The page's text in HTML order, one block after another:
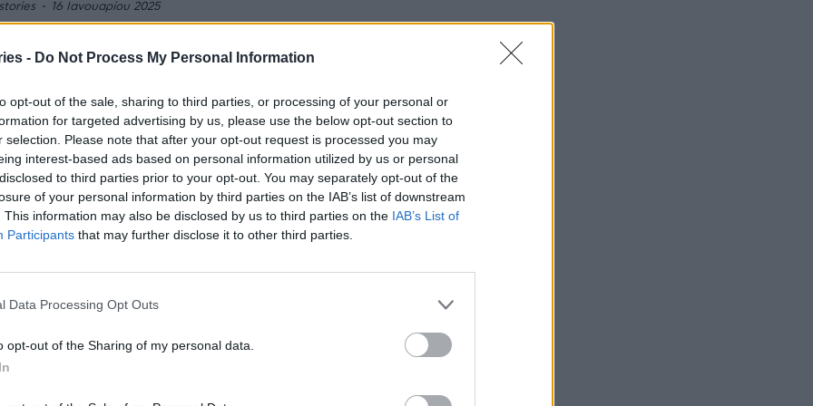
- Do Not Process My Personal Information
opt-out of the sale, sharing to third parties, or processing of your personal or
for targeted advertising by us, please use the below opt-out section to
selection. Please note that after your opt-out request is processed you may
interest-based ads based on personal information utilized by us or personal
to third parties prior to your opt-out. You may separately opt-out of the
of your personal information by third parties on the IAB’s list of downstream
This information may also be disclosed by us to third parties on the IAB’s List of
Participants that may further disclose it to other third parties.
Data Processing Opt Outs
opt-out of the Sharing of my personal data.
- 16 Ιανουαρίου 2025
ανελκυστήρα στο νοσοκομείο Παίδων "Αγ. Σοφία", όταν
Δεν υπήρξε πτώση
στο “Αγ. Σοφία” – Πριν μία
έγινε συντήρηση
- 16 Ιανουαρίου 2025
πτώση ασανσέρ στο "Αγ. Σοφία", υπήρξε βλάβη,
να υπάρξει πρόβλημα, ανέφερε ο υπουργός Υγείας
Γεωργιάδης για το νέο περιστατικό που...
συμβάν με ασανσέρ – Αυτή τη φορά
16 Ιανουαρίου 2025
με ασανσέρ συνέβη τα ξημερώματα της
αλλά ευτυχώς δεν τραυματίστηκε κανείς, όπως